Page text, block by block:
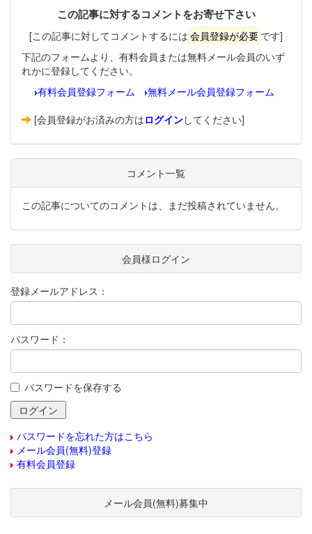
この記事に対するコメントをお寄せ下さい
[この記事に対してコメントするには 会員登録が必要 です]
下記のフォームより、有料会員または無料メール会員のいず
れかに登録してください。
有料会員登録フォーム
無料メール会員登録フォーム
[会員登録がお済みの方はログインしてください]
コメント一覧
この記事についてのコメントは、まだ投稿されていません。
会員様ログイン
登録メールアドレス：
パスワード：
パスワードを保存する
パスワードを忘れた方はこちら
メール会員(無料)登録
有料会員登録
メール会員(無料)募集中